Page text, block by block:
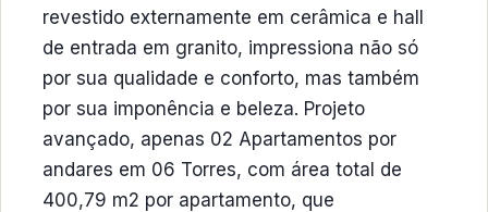
revestido externamente em cerâmica e hall
de entrada em granito, impressiona não só
por sua qualidade e conforto, mas também
por sua imponência e beleza. Projeto
avançado, apenas 02 Apartamentos por
andares em 06 Torres, com área total de
400,79 m2 por apartamento, que